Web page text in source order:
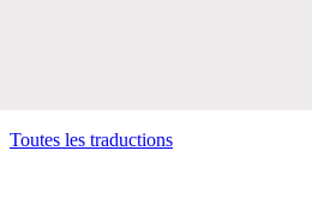
Toutes les traductions